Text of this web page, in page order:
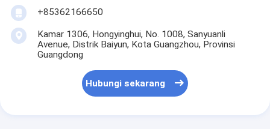
‪+85362166650‬
Kamar 1306, Hongyinghui, No. 1008, Sanyuanli
Avenue, Distrik Baiyun, Kota Guangzhou, Provinsi
Guangdong
Hubungi sekarang